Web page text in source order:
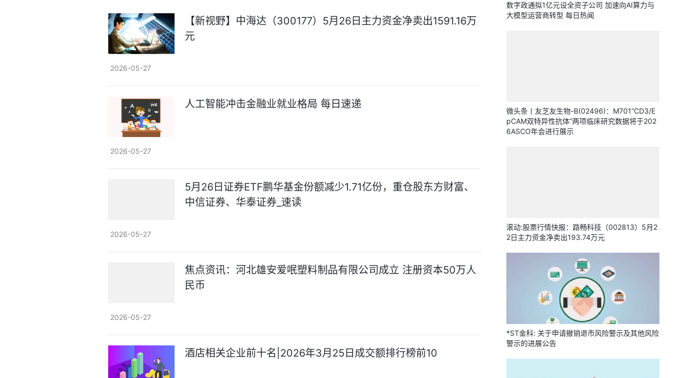
【新视野】中海达（300177）5月26日主力资金净卖出1591.16万
元
2026-05-27
人工智能冲击金融业就业格局 每日速递
2026-05-27
5月26日证券ETF鹏华基金份额减少1.71亿份，重仓股东方财富、
中信证券、华泰证券_速读
2026-05-27
焦点资讯：河北雄安爱呡塑料制品有限公司成立 注册资本50万人
民币
2026-05-27
酒店相关企业前十名|2026年3月25日成交额排行榜前10
数字政通拟1亿元设全资子公司 加速向AI算力与
大模型运营商转型 每日热闻
微头条丨友芝友生物-B(02496)：M701“CD3/E
pCAM双特异性抗体”两项临床研究数据将于202
6ASCO年会进行展示
滚动:股票行情快报：路畅科技（002813）5月2
2日主力资金净卖出193.74万元
*ST金科: 关于申请撤销退市风险警示及其他风险
警示的进展公告